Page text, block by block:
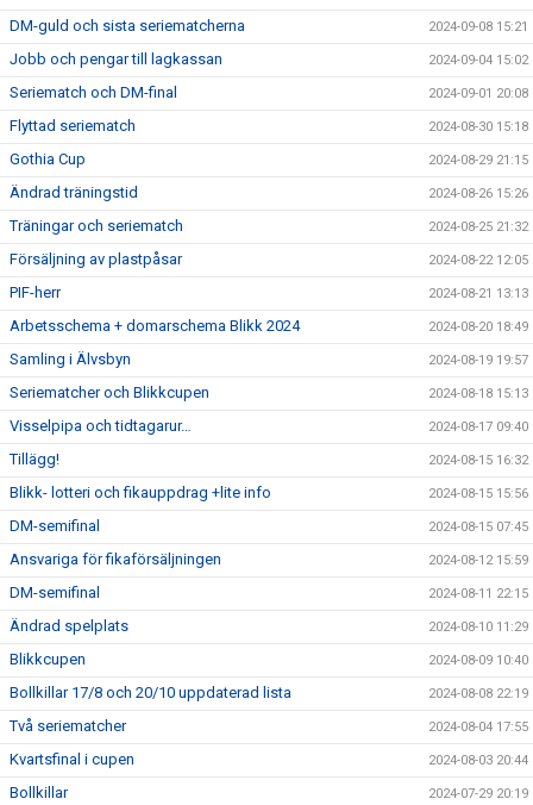
DM-guld och sista seriematcherna 2024-09-08 15:21
Jobb och pengar till lagkassan 2024-09-04 15:02
Seriematch och DM-final 2024-09-01 20:08
Flyttad seriematch 2024-08-30 15:18
Gothia Cup 2024-08-29 21:15
Ändrad träningstid 2024-08-26 15:26
Träningar och seriematch 2024-08-25 21:32
Försäljning av plastpåsar 2024-08-22 12:05
PIF-herr 2024-08-21 13:13
Arbetsschema + domarschema Blikk 2024 2024-08-20 18:49
Samling i Älvsbyn 2024-08-19 19:57
Seriematcher och Blikkcupen 2024-08-18 15:13
Visselpipa och tidtagarur… 2024-08-17 09:40
Tillägg! 2024-08-15 16:32
Blikk- lotteri och fikauppdrag +lite info 2024-08-15 15:56
DM-semifinal 2024-08-15 07:45
Ansvariga för fikaförsäljningen 2024-08-12 15:59
DM-semifinal 2024-08-11 22:15
Ändrad spelplats 2024-08-10 11:29
Blikkcupen 2024-08-09 10:40
Bollkillar 17/8 och 20/10 uppdaterad lista 2024-08-08 22:19
Två seriematcher 2024-08-04 17:55
Kvartsfinal i cupen 2024-08-03 20:44
Bollkillar 2024-07-29 20:19